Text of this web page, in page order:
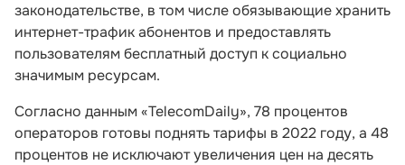
законодательстве, в том числе обязывающие хранить
интернет-трафик абонентов и предоставлять
пользователям бесплатный доступ к социально
значимым ресурсам.
Согласно данным «TelecomDaily», 78 процентов
операторов готовы поднять тарифы в 2022 году, а 48
процентов не исключают увеличения цен на десять